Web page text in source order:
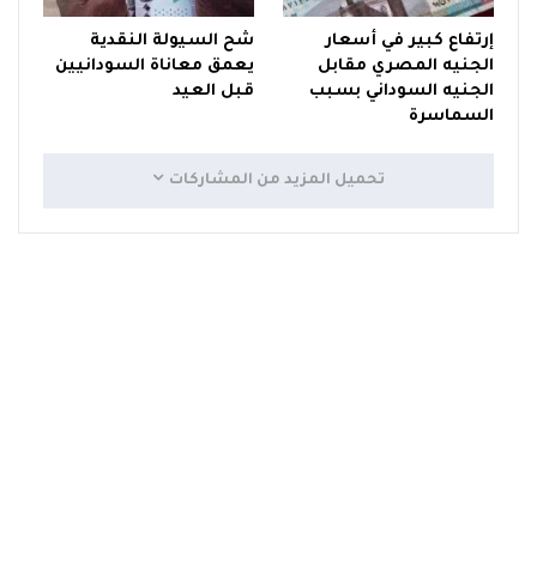
إرتفاع كبير في أسعار
الجنيه المصري مقابل
الجنيه السوداني بسبب
السماسرة
شح السيولة النقدية
يعمق معاناة السودانيين
قبل العيد
تحميل المزيد من المشاركات